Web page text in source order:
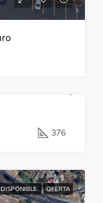
376
DISPONIBLE OFERTA